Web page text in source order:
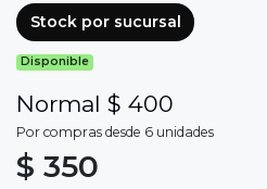
Stock por sucursal
Disponible
Normal $ 400
Por compras desde 6 unidades
$ 350